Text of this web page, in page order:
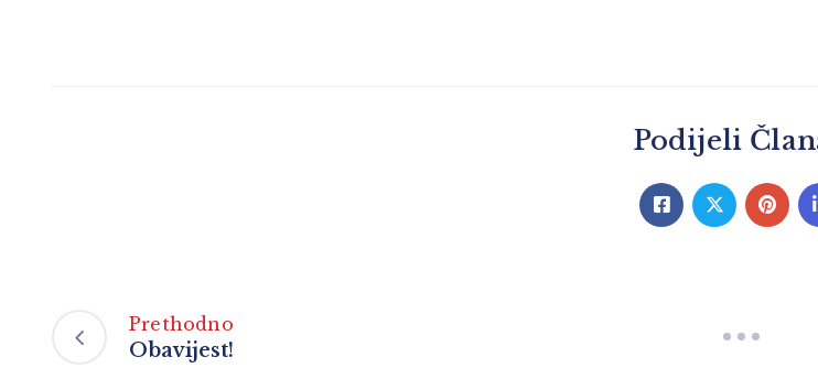
Podijeli
Prethodno
Obavijest!